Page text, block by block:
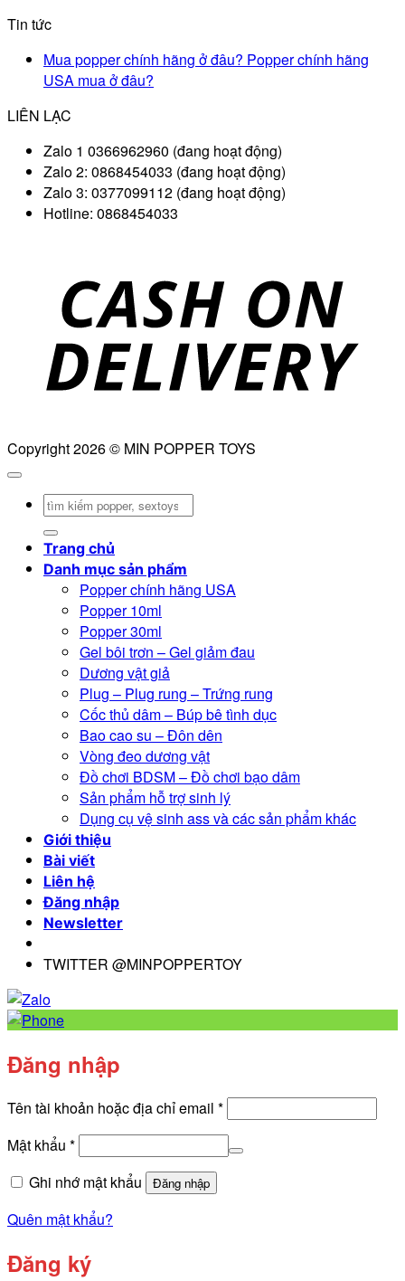
Tin tức
Mua popper chính hãng ở đâu? Popper chính hãng
USA mua ở đâu?
LIÊN LẠC
Zalo 1 0366962960 (đang hoạt động)
Zalo 2: 0868454033 (đang hoạt động)
Zalo 3: 0377099112 (đang hoạt động)
Hotline: 0868454033
Copyright 2026 © MIN POPPER TOYS
Tìm
Trang chủ
Danh mục sản phẩm
Popper chính hãng USA
Popper 10ml
Popper 30ml
Gel bôi trơn – Gel giảm đau
Dương vật giả
Plug – Plug rung – Trứng rung
Cốc thủ dâm – Búp bê tình dục
Bao cao su – Đôn dên
Vòng đeo dương vật
Đồ chơi BDSM – Đồ chơi bạo dâm
Sản phẩm hỗ trợ sinh lý
Dụng cụ vệ sinh ass và các sản phẩm khác
Giới thiệu
Bài viết
Liên hệ
Đăng nhập
Newsletter
TWITTER @MINPOPPERTOY
Đăng nhập
Tên tài khoản hoặc địa chỉ email *Bắt
Mật khẩu *Bắt
Ghi nhớ mật khẩu
Đăng nhập
Quên mật khẩu?
Đăng ký